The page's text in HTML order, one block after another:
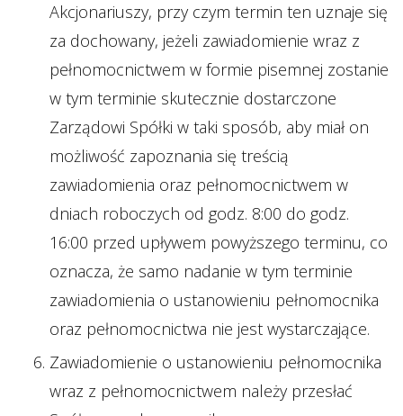
Akcjonariuszy, przy czym termin ten uznaje się
za dochowany, jeżeli zawiadomienie wraz z
pełnomocnictwem w formie pisemnej zostanie
w tym terminie skutecznie dostarczone
Zarządowi Spółki w taki sposób, aby miał on
możliwość zapoznania się treścią
zawiadomienia oraz pełnomocnictwem w
dniach roboczych od godz. 8:00 do godz.
16:00 przed upływem powyższego terminu, co
oznacza, że samo nadanie w tym terminie
zawiadomienia o ustanowieniu pełnomocnika
oraz pełnomocnictwa nie jest wystarczające.
Zawiadomienie o ustanowieniu pełnomocnika
wraz z pełnomocnictwem należy przesłać